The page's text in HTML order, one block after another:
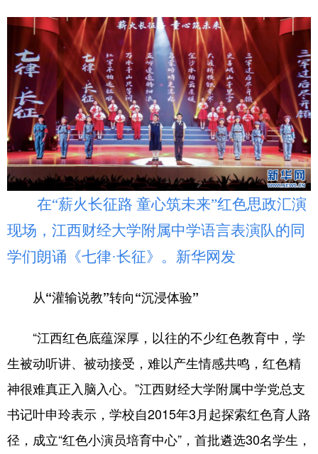
公益 一带一路 亚太网 上市公司
文化产业
地方频道
北京 天津 河北 山西
辽宁 吉林 上海 江苏
浙江 安徽 福建 江西
山东 河南 湖北 湖南
广东 广西 海南
新疆 内蒙古 黑龙江
多语种频道
English Español Français عربى
在“薪火长征路 童心筑未来”红色思政汇演
现场，江西财经大学附属中学语言表演队的同
学们朗诵《七律·长征》。新华网发
从“灌输说教”转向“沉浸体验”
“江西红色底蕴深厚，以往的不少红色教育中，学
生被动听讲、被动接受，难以产生情感共鸣，红色精
神很难真正入脑入心。”江西财经大学附属中学党总支
书记叶申玲表示，学校自2015年3月起探索红色育人路
径，成立“红色小演员培育中心”，首批遴选30名学生，